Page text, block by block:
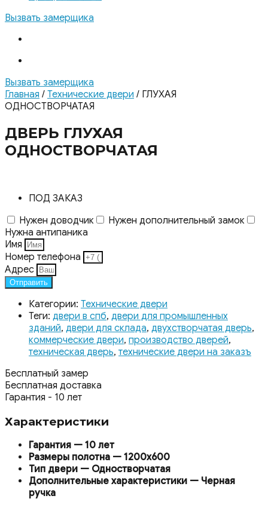
Вызвать замерщика
Вызвать замерщика
Главная / Технические двери / ГЛУХАЯ
ОДНОСТВОРЧАТАЯ
ДВЕРЬ ГЛУХАЯ
ОДНОСТВОРЧАТАЯ
ПОД ЗАКАЗ
Нужен доводчик
Нужен дополнительный замок
Нужна антипаника
Имя
Номер телефона
Адрес
Отправить
Категории: Технические двери
Теги: двери в спб, двери для промышленных
зданий, двери для склада, двухстворчатая дверь,
коммерческие двери, производство дверей,
техническая дверь, технические двери на заказъ
Бесплатный замер
Бесплатная доставка
Гарантия - 10 лет
Характеристики
Гарантия — 10 лет
Размеры полотна — 1200х600
Тип двери — Одностворчатая
Дополнительные характеристики — Черная
ручка